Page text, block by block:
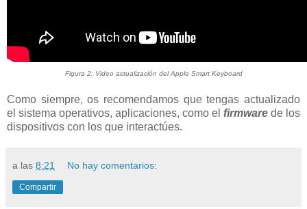
Figura 2: Video actualización del Apple Smart Keyboard
Como siempre, os recomendamos que tengas actualizado
el sistema operativos, aplicaciones, como el firmware de los
dispositivos con los que interactúes.
a las 8:21 No hay comentarios:
Compartir